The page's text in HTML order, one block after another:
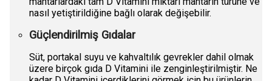
nasıl yetiştirildiğine bağlı olarak değişebilir.
Güçlendirilmiş Gıdalar
Süt, portakal suyu ve kahvaltılık gevrekler dahil olmak
üzere birçok gıda D Vitamini ile zenginleştirilmiştir. Ne